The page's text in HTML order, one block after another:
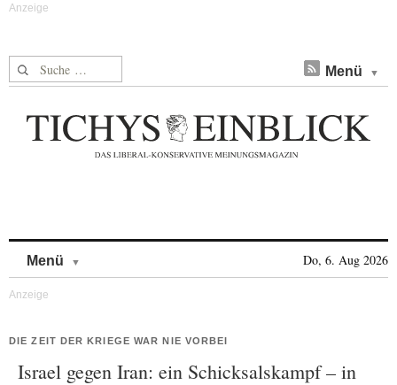
Suche nach: Menü
Menü Do, 6. Aug 2026
DIE ZEIT DER KRIEGE WAR NIE VORBEI
Israel gegen Iran: ein Schicksalskampf – in